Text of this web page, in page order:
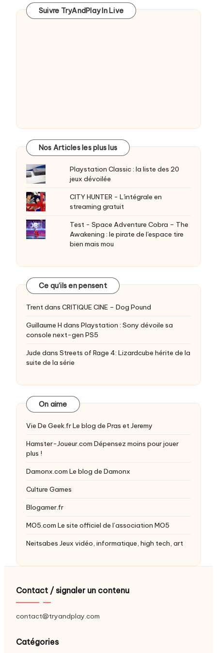
Suivre TryAndPlay In Live
Nos Articles les plus lus
Playstation Classic : la liste des 20
jeux dévoilée
CITY HUNTER - L'intégrale en
streaming gratuit
Test - Space Adventure Cobra – The
Awakening : le pirate de l'espace tire
bien mais mou
Ce qu’ils en pensent
Trentdans CRITIQUE CINE – Dog Pound
Guillaume H dans Playstation : Sony dévoile sa
console next-gen PS5
Jude dans Streets of Rage 4: Lizardcube hérite de la
suite de la série
On aime
Vie De Geek.frLe blog de Pras et Jeremy
Hamster-Joueur.com Dépensez moins pour jouer
plus !
Damonx.com Le blog de Damonx
Culture Games
Blogamer.fr
MO5.com Le site officiel de l’association MO5
Neitsabes Jeux vidéo, informatique, high tech, art
Contact / signaler un contenu
contact@tryandplay.com
Catégories